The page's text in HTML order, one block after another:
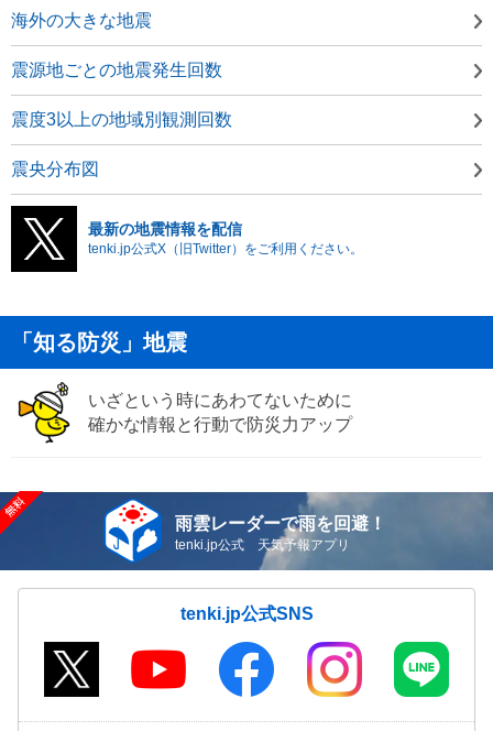
海外の大きな地震
震源地ごとの地震発生回数
震度3以上の地域別観測回数
震央分布図
最新の地震情報を配信
tenki.jp公式X（旧Twitter）をご利用ください。
「知る防災」地震
いざという時にあわてないために
確かな情報と行動で防災力アップ
雨雲レーダーで雨を回避！
tenki.jp公式 天気予報アプリ
tenki.jp公式SNS